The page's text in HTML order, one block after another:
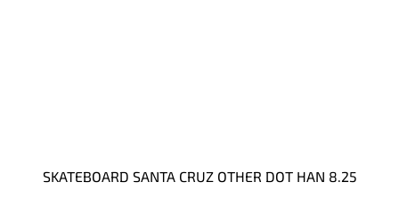
SKATEBOARD SANTA CRUZ OTHER DOT HAN 8.25